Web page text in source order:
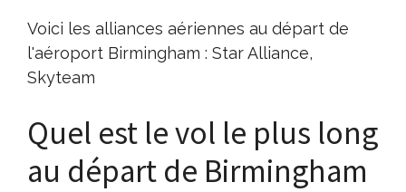
Voici les alliances aériennes au départ de
l'aéroport Birmingham : Star Alliance,
Skyteam
Quel est le vol le plus long
au départ de Birmingham